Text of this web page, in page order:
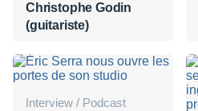
Christophe Godin
(guitariste)
Interview / Podcast